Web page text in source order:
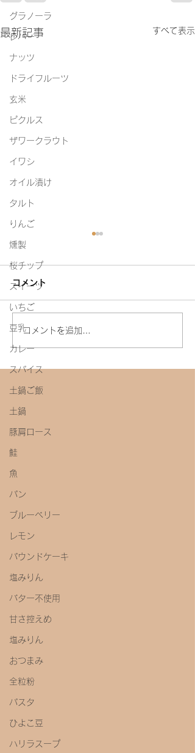
グラノーラ
レバー
ナッツ
ドライフルーツ
玄米
ピクルス
ザワークラウト
イワシ
オイル漬け
タルト
りんご
燻製
桜チップ
スイーツ
いちご
豆乳
カレー
スパイス
土鍋ご飯
土鍋
豚肩ロース
鮭
魚
パン
ブルーベリー
レモン
パウンドケーキ
塩みりん
バター不使用
甘さ控えめ
塩みりん
おつまみ
全粒粉
パスタ
ひよこ豆
ハリラスープ
最新記事 すべて表示
今年初めての味噌教室
コメント
コメントを追加…